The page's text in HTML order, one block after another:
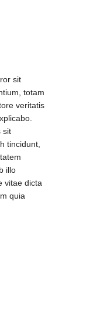
sit
totam
veritatis
sit
tincidunt,
illo
vitae dicta
quia